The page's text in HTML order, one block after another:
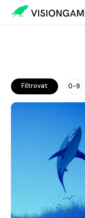
Filtrovat 0-9